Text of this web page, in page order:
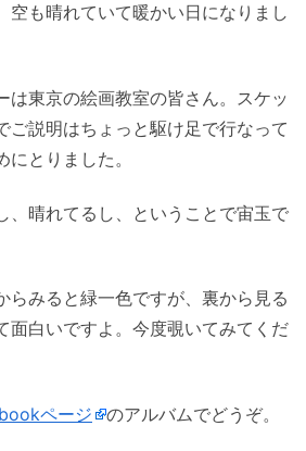
空も晴れていて暖かい日になりまし
は東京の絵画教室の皆さん。スケッ
ご説明はちょっと駆け足で行なって
とりました。
、晴れてるし、ということで宙玉で
らみると緑一色ですが、裏から見る
面白いですよ。今度覗いてみてくだ
ページ のアルバムでどうぞ。